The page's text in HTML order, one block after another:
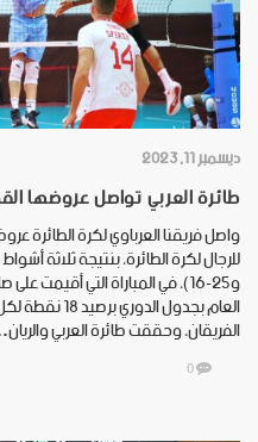
ديسمبر 11, 2023
طائرة العربي تواصل عروضها
واصل فريقنا العرباوي لكرة الطائرة
و25-16)، في المباراة التي أقيمت
الفريقان، وحققت طائرة العربي
0